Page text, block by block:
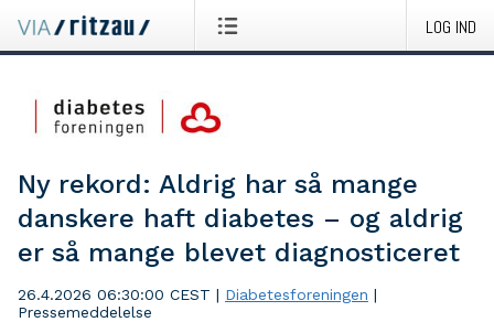
LOG IND
Ny rekord: Aldrig har så mange
danskere haft diabetes – og aldrig
er så mange blevet diagnosticeret
26.4.2026 06:30:00 CEST | Diabetesforeningen |
Pressemeddelelse